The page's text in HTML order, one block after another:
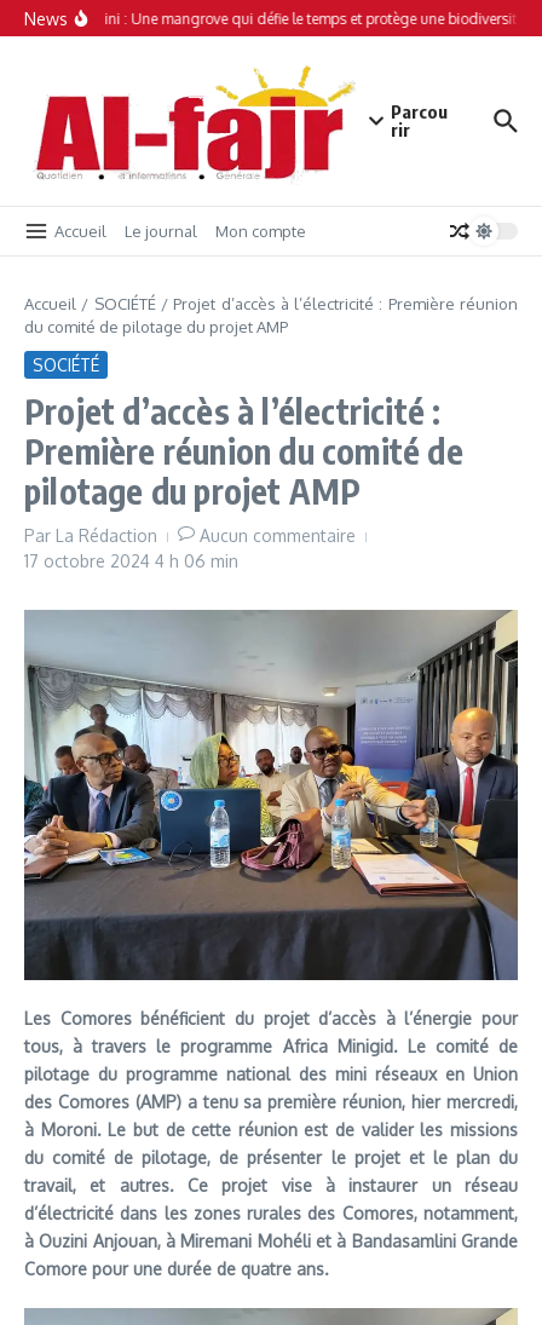
Aller au contenu
News
Simamboini : Une mangrove qui défie le temps et protège une biodiversité
Parcou
rir
Accueil Le journal Mon compte
Accueil / SOCIÉTÉ/ Projet d’accès à l’électricité : Première réunion
du comité de pilotage du projet AMP
SOCIÉTÉ
Projet d’accès à l’électricité :
Première réunion du comité de
pilotage du projet AMP
Par La Rédaction
Aucun commentaire
17 octobre 2024 4 h 06 min
Les Comores bénéficient du projet d’accès à l’énergie pour
tous, à travers le programme Africa Minigid. Le comité de
pilotage du programme national des mini réseaux en Union
des Comores (AMP) a tenu sa première réunion, hier mercredi,
à Moroni. Le but de cette réunion est de valider les missions
du comité de pilotage, de présenter le projet et le plan du
travail, et autres. Ce projet vise à instaurer un réseau
d’électricité dans les zones rurales des Comores, notamment,
à Ouzini Anjouan, à Miremani Mohéli et à Bandasamlini Grande
Comore pour une durée de quatre ans.